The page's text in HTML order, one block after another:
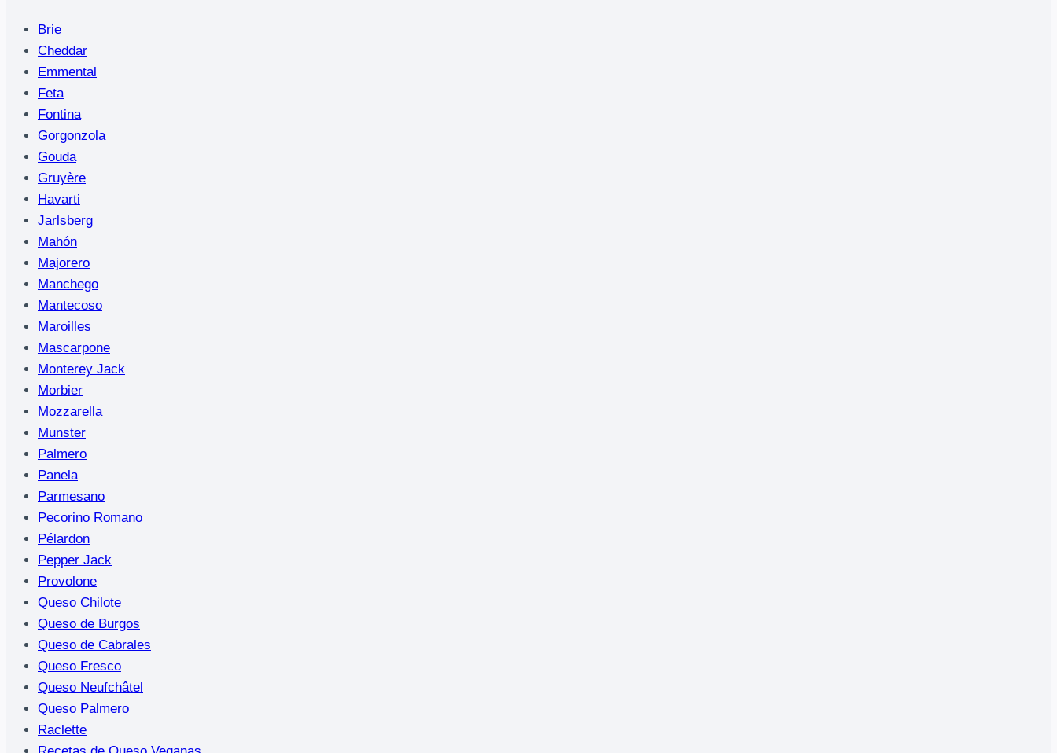
Brie
Cheddar
Emmental
Feta
Fontina
Gorgonzola
Gouda
Gruyère
Havarti
Jarlsberg
Mahón
Majorero
Manchego
Mantecoso
Maroilles
Mascarpone
Monterey Jack
Morbier
Mozzarella
Munster
Palmero
Panela
Parmesano
Pecorino Romano
Pélardon
Pepper Jack
Provolone
Queso Chilote
Queso de Burgos
Queso de Cabrales
Queso Fresco
Queso Neufchâtel
Queso Palmero
Raclette